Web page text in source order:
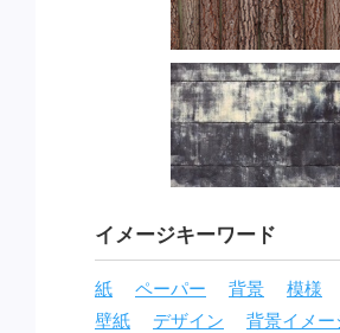
イメージキーワード
紙 ペーパー 背景 模様
壁紙
デザイン 背景イメー